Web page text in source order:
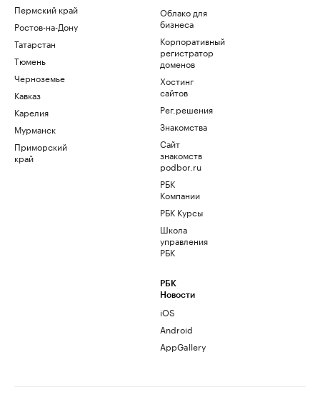
Пермский край
Ростов-на-Дону
Татарстан
Тюмень
Черноземье
Кавказ
Карелия
Мурманск
Приморский
край
Облако для
бизнеса
Корпоративный
регистратор
доменов
Хостинг
сайтов
Рег.решения
Знакомства
Сайт
знакомств
podbor.ru
РБК
Компании
РБК Курсы
Школа
управления
РБК
РБК
Новости
iOS
Android
AppGallery